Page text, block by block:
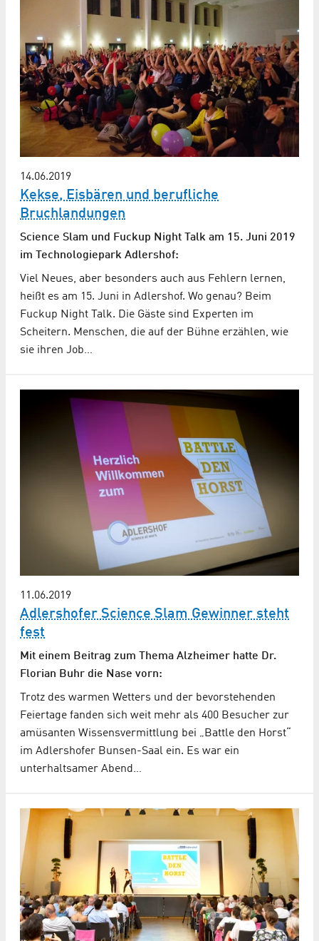
14.06.2019
Kekse, Eisbären und berufliche
Bruchlandungen
Science Slam und Fuckup Night Talk am 15. Juni 2019
im Technologiepark Adlershof:
Viel Neues, aber besonders auch aus Fehlern lernen,
heißt es am 15. Juni in Adlershof. Wo genau? Beim
Fuckup Night Talk. Die Gäste sind Experten im
Scheitern. Menschen, die auf der Bühne erzählen, wie
sie ihren Job…
11.06.2019
Adlershofer Science Slam Gewinner steht
fest
Mit einem Beitrag zum Thema Alzheimer hatte Dr.
Florian Buhr die Nase vorn:
Trotz des warmen Wetters und der bevorstehenden
Feiertage fanden sich weit mehr als 400 Besucher zur
amüsanten Wissensvermittlung bei „Battle den Horst“
im Adlershofer Bunsen-Saal ein. Es war ein
unterhaltsamer Abend…